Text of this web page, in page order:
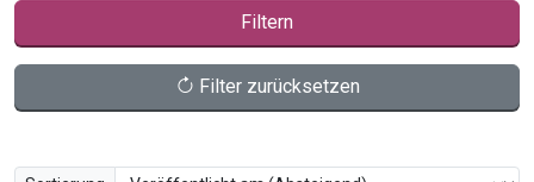
Filtern
Filter zurücksetzen